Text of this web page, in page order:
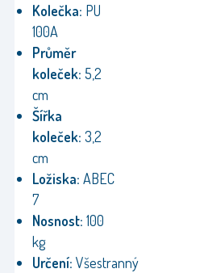
Kolečka: PU
100A
Průměr
koleček: 5,2
cm
Šířka
koleček: 3,2
cm
Ložiska: ABEC
7
Nosnost: 100
kg
Určení: Všestranný